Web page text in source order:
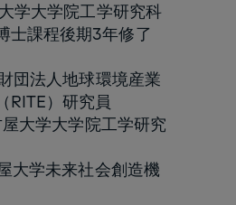
学大学院工学研究科
士課程後期3年修了
団法人地球環境産業
RITE）研究員
大学大学院工学研究
大学未来社会創造機